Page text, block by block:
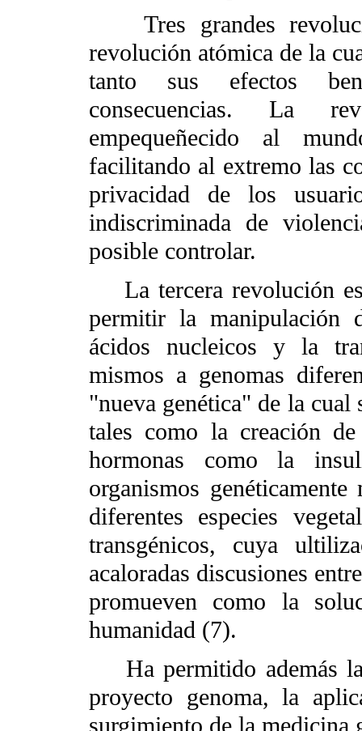
Tres grandes
revolución atómica de la
tanto sus efectos
consecuencias. La
empequeñecido al
facilitando al extremo las
privacidad de los
indiscriminada de
posible controlar.
La tercera revolución
permitir la manipulación
ácidos nucleicos y la
mismos a genomas
"nueva genética" de la
tales como la creación de
hormonas como la
organismos
diferentes especies
transgénicos, cuya
acaloradas discusiones
promueven como la
humanidad (7).
Ha permitido además la
proyecto genoma, la